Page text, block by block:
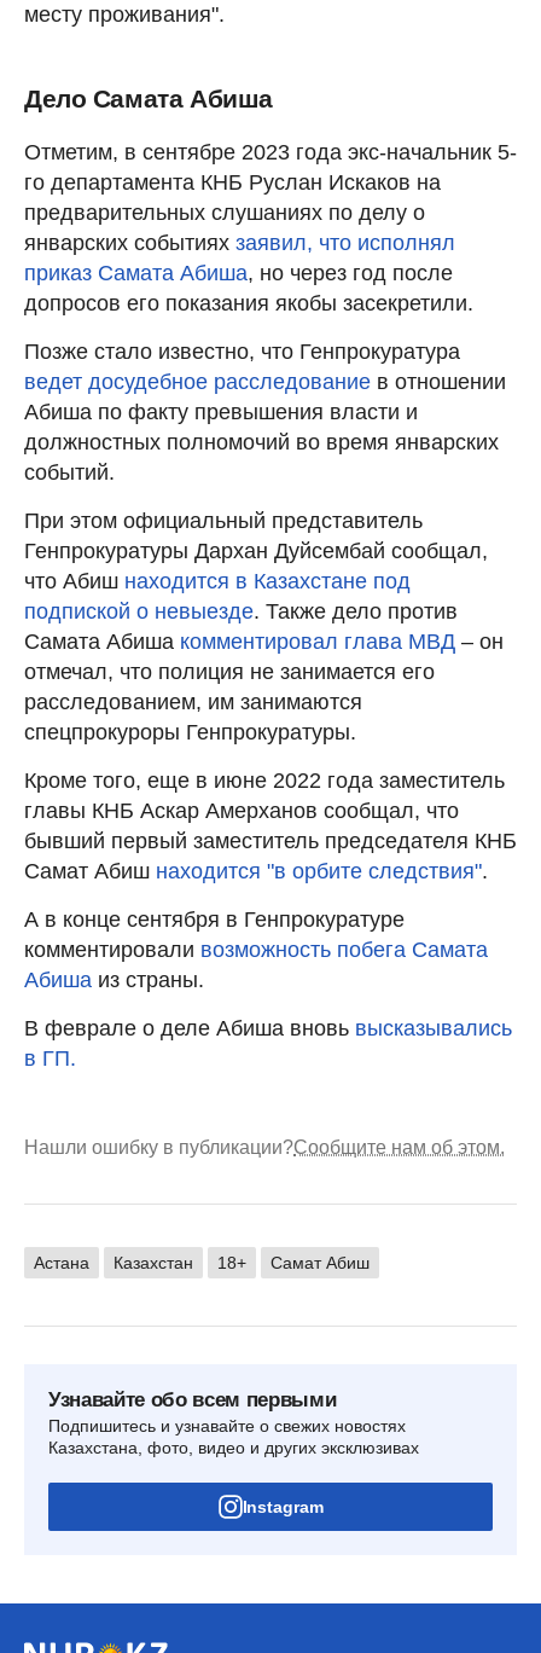
месту проживания".
Дело Самата Абиша
Отметим, в сентябре 2023 года экс-начальник 5-
го департамента КНБ Руслан Искаков на
предварительных слушаниях по делу о
январских событиях заявил, что исполнял
приказ Самата Абиша, но через год после
допросов его показания якобы засекретили.
Позже стало известно, что Генпрокуратура
ведет досудебное расследование в отношении
Абиша по факту превышения власти и
должностных полномочий во время январских
событий.
При этом официальный представитель
Генпрокуратуры Дархан Дуйсембай сообщал,
что Абиш находится в Казахстане под
подпиской о невыезде. Также дело против
Самата Абиша комментировал глава МВД – он
отмечал, что полиция не занимается его
расследованием, им занимаются
спецпрокуроры Генпрокуратуры.
Кроме того, еще в июне 2022 года заместитель
главы КНБ Аскар Амерханов сообщал, что
бывший первый заместитель председателя КНБ
Самат Абиш находится "в орбите следствия".
А в конце сентября в Генпрокуратуре
комментировали возможность побега Самата
Абиша из страны.
В феврале о деле Абиша вновь высказывались
в ГП.
Нашли ошибку в публикации?Сообщите нам об этом.
Астана Казахстан 18+ Самат Абиш
Узнавайте обо всем первыми
Подпишитесь и узнавайте о свежих новостях
Казахстана, фото, видео и других эксклюзивах
Instagram